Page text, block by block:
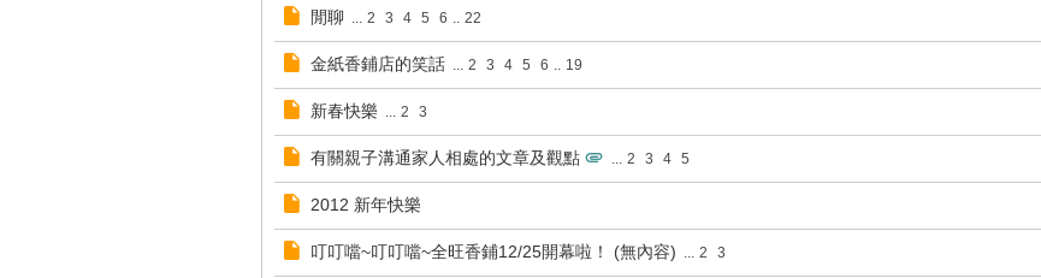
閒聊 ... 2 3 4 5 6 .. 22
金紙香鋪店的笑話 ... 2 3 4 5 6 .. 19
新春快樂 ... 2 3
有關親子溝通家人相處的文章及觀點 ... 2 3 4 5
2012 新年快樂
叮叮噹~叮叮噹~全旺香鋪12/25開幕啦！ (無內容) ... 2 3